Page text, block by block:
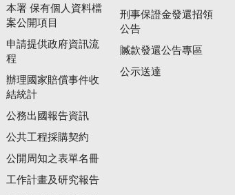
本署 保有個人資料檔
案公開項目
申請提供政府資訊流
程
辦理國家賠償事件收
結統計
公務出國報告資訊
公共工程採購契約
公開周知之表單名冊
工作計畫及研究報告
刑事保證金發還招領
公告
贓款發還公告專區
公示送達